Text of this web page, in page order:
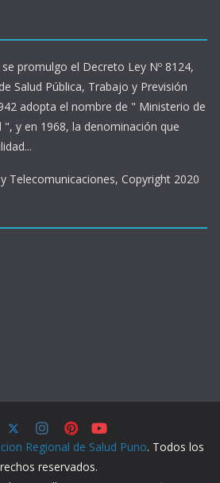
promulgo el Decreto Ley Nº 8124,
Salud Pública, Trabajo y Previsión
adopta el nombre de " Ministerio de
", y en 1968, la denominación que
Telecomunicaciones, Copyright 2020
Regional de Salud Puno. Todos los
reservados.